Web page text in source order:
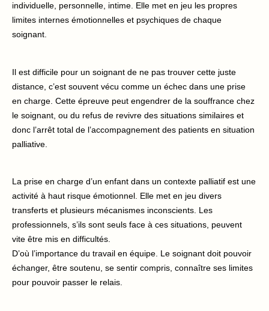
individuelle, personnelle, intime. Elle met en jeu les propres
limites internes émotionnelles et psychiques de chaque
soignant.
Il est difficile pour un soignant de ne pas trouver cette juste
distance, c’est souvent vécu comme un échec dans une prise
en charge. Cette épreuve peut engendrer de la souffrance chez
le soignant, ou du refus de revivre des situations similaires et
donc l’arrêt total de l’accompagnement des patients en situation
palliative.
La prise en charge d’un enfant dans un contexte palliatif est une
activité à haut risque émotionnel. Elle met en jeu divers
transferts et plusieurs mécanismes inconscients. Les
professionnels, s’ils sont seuls face à ces situations, peuvent
vite être mis en difficultés.
D’où l’importance du travail en équipe. Le soignant doit pouvoir
échanger, être soutenu, se sentir compris, connaître ses limites
pour pouvoir passer le relais.